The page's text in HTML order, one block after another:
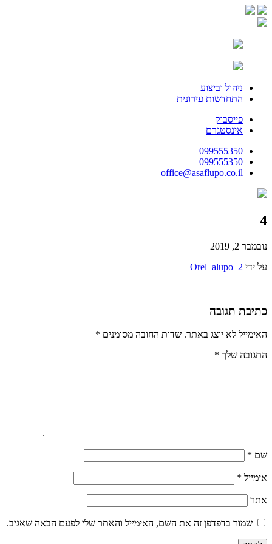
ניהול וביצוע
התחדשות עירונית
פייסבוק
אינסטגרם
099555350
099555350
office@asaflupo.co.il
4
נובמבר 2, 2019
על ידי Orel_alupo_2
כתיבת תגובה
האימייל לא יוצג באתר. שדות החובה מסומנים *
התגובה שלך *
שם *
אימייל *
אתר
שמור בדפדפן זה את השם, האימייל והאתר שלי לפעם הבאה שאגיב.